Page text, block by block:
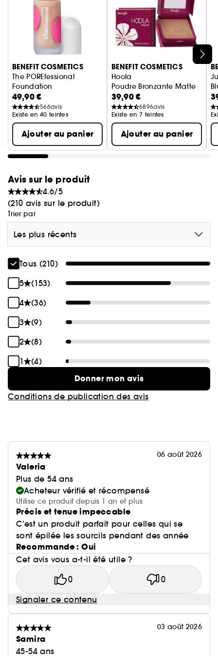
Ignorer le carrousel produits
BENEFIT COSMETICS
The POREfessional
Foundation
fond de teint lissant & floutant à la niacinamide
49,90 €
566avis
Existe en 40 teintes
Ajouter au panier
BENEFIT COSMETICS
Hoola
Poudre Bronzante Matte
39,90 €
6896avis
Existe en 7 teintes
Ajouter au panier
Avis sur le produit
4.6/5
(210 avis sur le produit)
Trier par
Les plus récents
Tous (210)
5
(153)
4
(36)
3
(9)
2
(8)
1
(4)
Donner mon avis
Conditions de publication des avis
06 août 2026
Valeria
Plus de 54 ans
Acheteur vérifié et récompensé
Utilise ce produit depuis 1 an et plus
Précis et tenue impeccable
C’est un produit parfait pour celles qui se
sont épilée les sourcils pendant des année
Recommande : Oui
Cet avis vous a-t-il été utile ?
0 0
Signaler ce contenu
03 août 2026
Samira
45-54 ans